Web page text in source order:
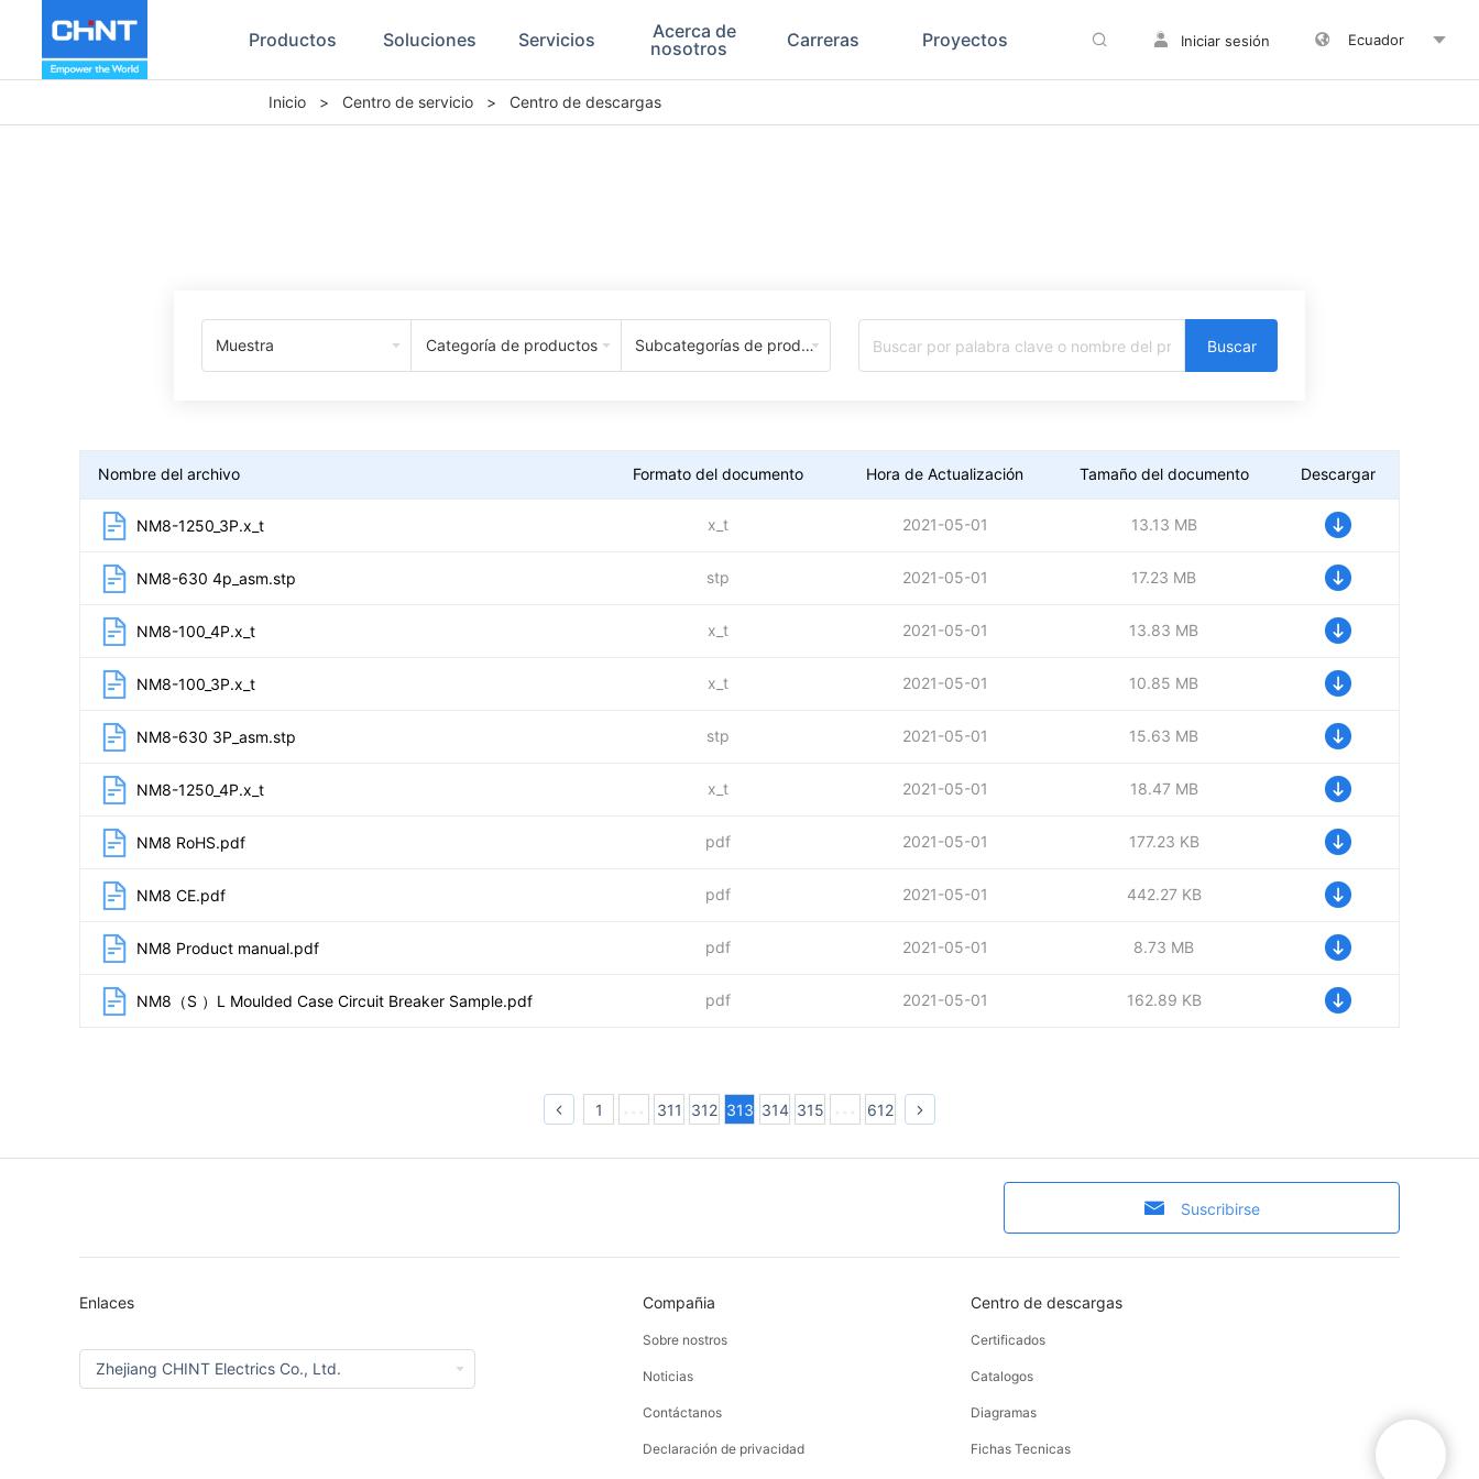
Iniciar sesión Ecuador
Productos Soluciones Servicios
Acerca de
nosotros
Carreras Proyectos
Inicio > Centro de servicio > Centro de descargas
Muestra Categoría de productos Subcategorías de productos Buscar
Nombre del archivo Formato del documento Hora de Actualización Tamaño del documento Descargar
NM8-1250_3P.x_t x_t 2021-05-01 13.13 MB
NM8-630 4p_asm.stp stp 2021-05-01 17.23 MB
NM8-100_4P.x_t x_t 2021-05-01 13.83 MB
NM8-100_3P.x_t x_t 2021-05-01 10.85 MB
NM8-630 3P_asm.stp stp 2021-05-01 15.63 MB
NM8-1250_4P.x_t x_t 2021-05-01 18.47 MB
NM8 RoHS.pdf pdf 2021-05-01 177.23 KB
NM8 CE.pdf pdf 2021-05-01 442.27 KB
NM8 Product manual.pdf pdf 2021-05-01 8.73 MB
NM8（S ）L Moulded Case Circuit Breaker Sample.pdf pdf 2021-05-01 162.89 KB
1 311 312 313 314 315 612
Suscribirse
Enlaces
Zhejiang CHINT Electrics Co., Ltd.
Compañia
Sobre nostros
Noticias
Contáctanos
Declaración de privacidad
Centro de descargas
Certificados
Catalogos
Diagramas
Fichas Tecnicas